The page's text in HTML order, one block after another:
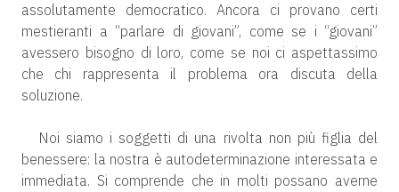
assolutamente democratico. Ancora ci provano certi
mestieranti a “parlare di giovani”, come se i “giovani”
avessero bisogno di loro, come se noi ci aspettassimo
che chi rappresenta il problema ora discuta della
soluzione.
Noi siamo i soggetti di una rivolta non più figlia del
benessere: la nostra è autodeterminazione interessata e
immediata. Si comprende che in molti possano averne